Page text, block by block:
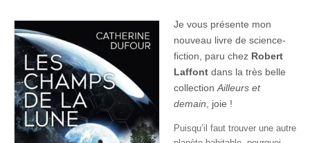
Je vous présente mon
nouveau livre de science-
fiction, paru chez Robert
Laffont dans la très belle
collection Ailleurs et
demain , joie !
Puisqu’il faut trouver une autre